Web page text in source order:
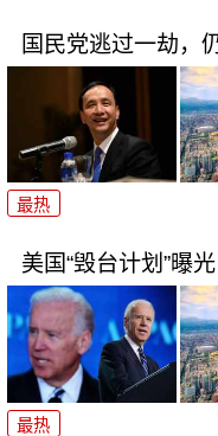
国民党逃过一劫，
最热
美国“毁台计划”曝
最热